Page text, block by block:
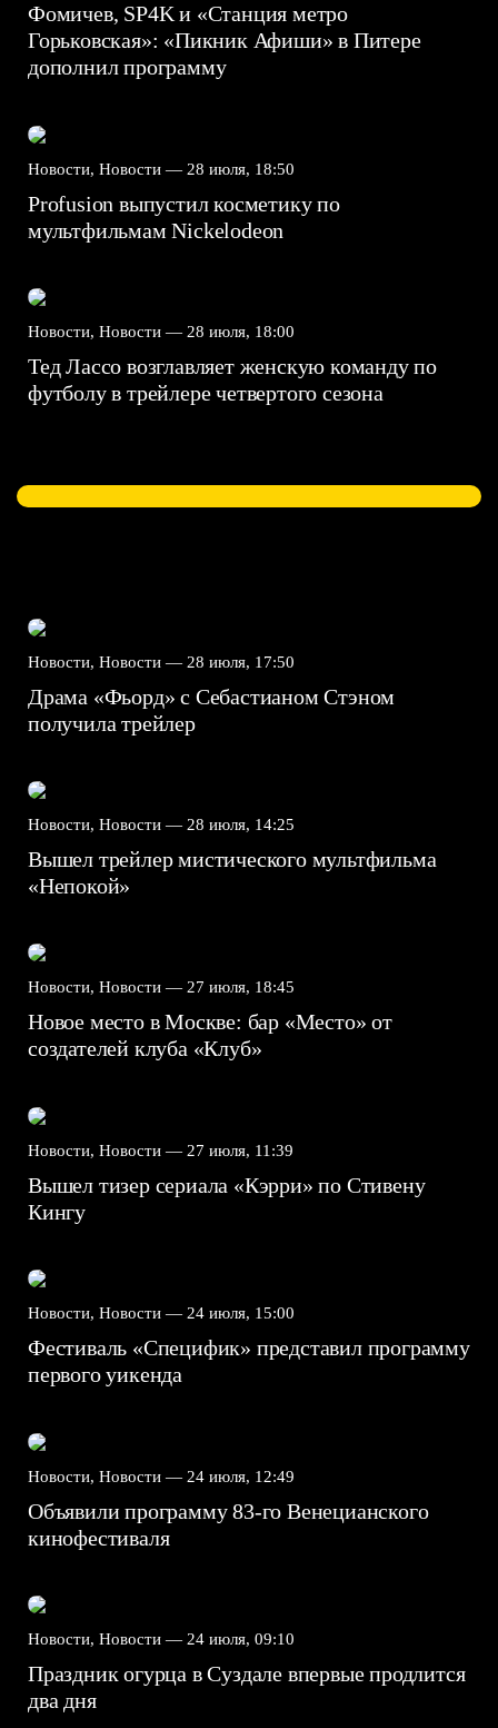
Фомичев, SP4K и «Станция метро
Горьковская»: «Пикник Афиши» в Питере
дополнил программу
Новости, Новости — 28 июля, 18:50
Profusion выпустил косметику по
мультфильмам Nickelodeon
Новости, Новости — 28 июля, 18:00
Тед Лассо возглавляет женскую команду по
футболу в трейлере четвертого сезона
Новости, Новости — 28 июля, 17:50
Драма «Фьорд» с Себастианом Стэном
получила трейлер
Новости, Новости — 28 июля, 14:25
Вышел трейлер мистического мультфильма
«Непокой»
Новости, Новости — 27 июля, 18:45
Новое место в Москве: бар «Место» от
создателей клуба «Клуб»
Новости, Новости — 27 июля, 11:39
Вышел тизер сериала «Кэрри» по Стивену
Кингу
Новости, Новости — 24 июля, 15:00
Фестиваль «Специфик» представил программу
первого уикенда
Новости, Новости — 24 июля, 12:49
Объявили программу 83-го Венецианского
кинофестиваля
Новости, Новости — 24 июля, 09:10
Праздник огурца в Суздале впервые продлится
два дня